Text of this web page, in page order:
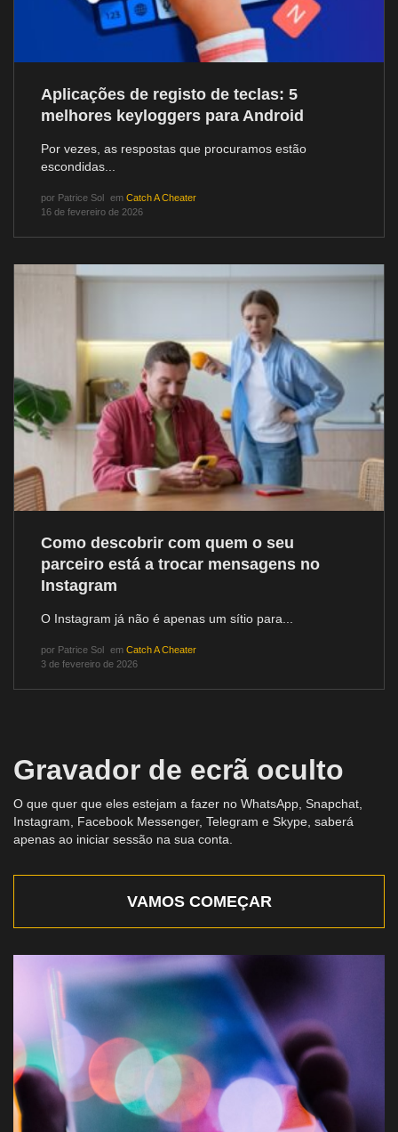
Aplicações de registo de teclas: 5
melhores keyloggers para Android
Por vezes, as respostas que procuramos estão
escondidas...
por Patrice Sol em Catch A Cheater
16 de fevereiro de 2026
Como descobrir com quem o seu
parceiro está a trocar mensagens no
Instagram
O Instagram já não é apenas um sítio para...
por Patrice Sol em Catch A Cheater
3 de fevereiro de 2026
Gravador de ecrã oculto
O que quer que eles estejam a fazer no WhatsApp, Snapchat,
Instagram, Facebook Messenger, Telegram e Skype, saberá
apenas ao iniciar sessão na sua conta.
VAMOS COMEÇAR